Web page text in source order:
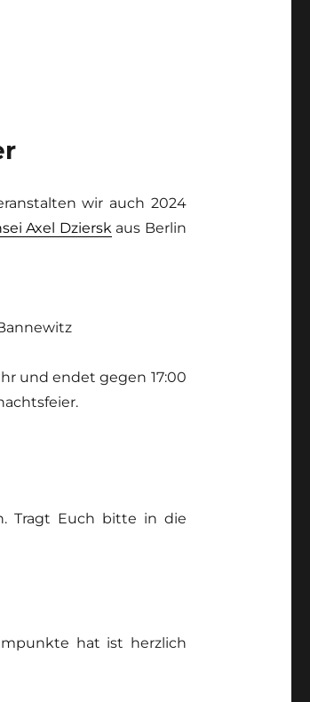
wir auch 2024
Axel Dzierskaus Berlin
und endet gegen 17:00
Tragt Euch bitte in die
hat ist herzlich